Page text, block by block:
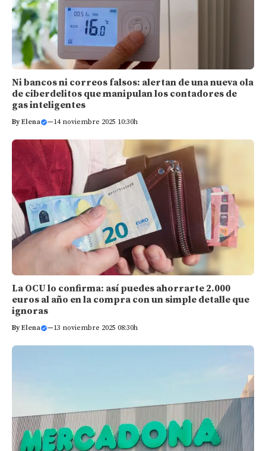
Ni bancos ni correos falsos: alertan de una nueva ola
de ciberdelitos que manipulan los contadores de
gas inteligentes
ByElena —14 noviembre 2025 10:30h
La OCU lo confirma: así puedes ahorrarte 2.000
euros al año en la compra con un simple detalle que
ignoras
ByElena —13 noviembre 2025 08:30h